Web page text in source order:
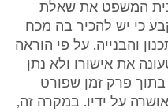
המשפט את שאלת
כי יש להכיר בה מכח
לחוק התכנון והבנייה. על פי הוראה
את אישורו ולא נתן
בתוך פרק זמן שפורט
על ידיו. במקרה זה,